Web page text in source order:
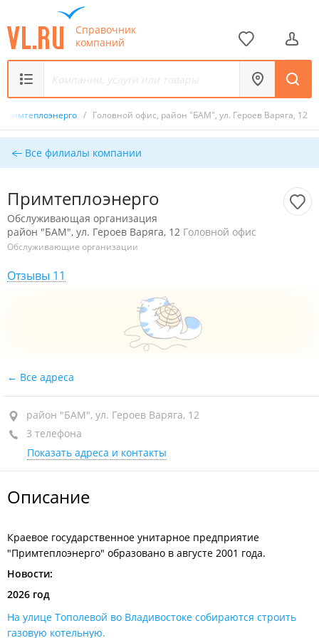
Справочник
компаний
Примтеплоэнерго / Головной офис, район "БАМ", ул. Героев Варяга, 12
Все филиалы компании
Примтеплоэнерго
Обслуживающая организация
район "БАМ", ул. Героев Варяга, 12 Головной офис
Обслуживающие организации
Отзывы 11
Все адреса
район "БАМ", ул. Героев Варяга, 12
3 телефона
Показать адреса и контакты
Описание
Краевое государственное унитарное предприятие
"Примтеплоэнерго" образовано в августе 2001 года.
Новости:
2026 год
На улице Тополевой во Владивостоке собираются строить
газовую котельную​.